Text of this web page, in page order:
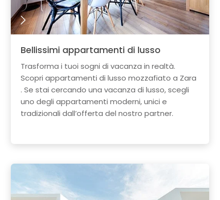
Bellissimi appartamenti di lusso
Trasforma i tuoi sogni di vacanza in realtà.
Scopri appartamenti di lusso mozzafiato a Zara
. Se stai cercando una vacanza di lusso, scegli
uno degli appartamenti moderni, unici e
tradizionali dall’offerta del nostro partner.